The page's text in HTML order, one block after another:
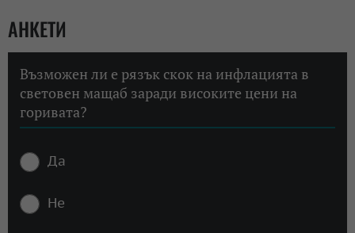
АНКЕТИ
Възможен ли е рязък скок на инфлацията в
световен мащаб заради високите цени на
горивата?
Да
Не